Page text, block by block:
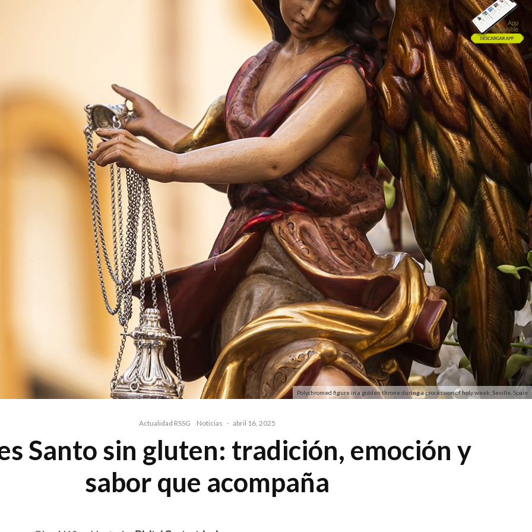
Polychromed figure in a golden throne during a procession of holy week, Seville, Spain
Actualidad RSSG Noticias · abril 16, 2025
Santo sin gluten: tradición, emoción y
sabor que acompaña